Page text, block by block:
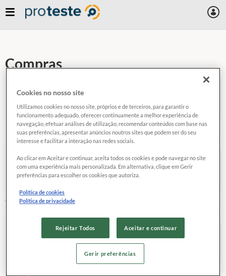
to
Compras
Dicas
Online
Cookies no nosso site
Utilizamos cookies no nosso site, próprios e de terceiros, para garantir o
funcionamento adequado, oferecer continuamente a melhor experiência de
navegação, efetuar análises de utilização, recomendar conteúdos com base nas
suas preferências, apresentar anúncios noutros sites que podem ser do seu
interesse e facilitar a interação nas redes sociais.
Ao clicar em Aceitar e continuar, aceita todos os cookies e pode navegar no site
com uma experiência mais personalizada. Em alternativa, clique em Gerir
preferências para escolher os cookies que autoriza.
Política de cookies
Política de privacidade
Rejeitar Todos Aceitar e continuar
Gerir preferências